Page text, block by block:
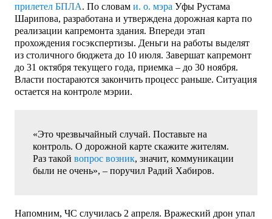
прилетел БПЛА. По словам и. о. мэра Уфы Рустама
Шарипова, разработана и утверждена дорожная карта по
реализации капремонта здания. Впереди этап
прохождения госэкспертизы. Деньги на работы выделят
из столичного бюджета до 10 июля. Завершат капремонт
до 31 октября текущего года, приемка – до 30 ноября.
Власти постараются закончить процесс раньше. Ситуация
остается на контроле мэрии.
«Это чрезвычайный случай. Поставьте на
контроль. О дорожной карте скажите жителям.
Раз такой вопрос возник, значит, коммуникации
были не очень», – поручил Радий Хабиров.
Напомним, ЧС случилась 2 апреля. Вражеский дрон упал